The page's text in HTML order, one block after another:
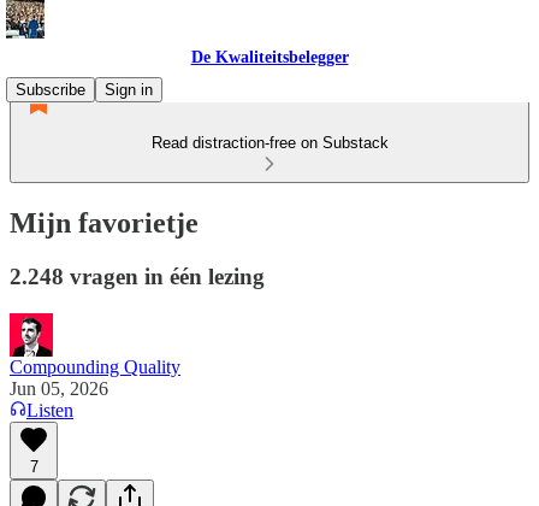
De Kwaliteitsbelegger
Subscribe
Sign in
Read distraction-free on Substack
Mijn favorietje
2.248 vragen in één lezing
Compounding Quality
Jun 05, 2026
Listen
7